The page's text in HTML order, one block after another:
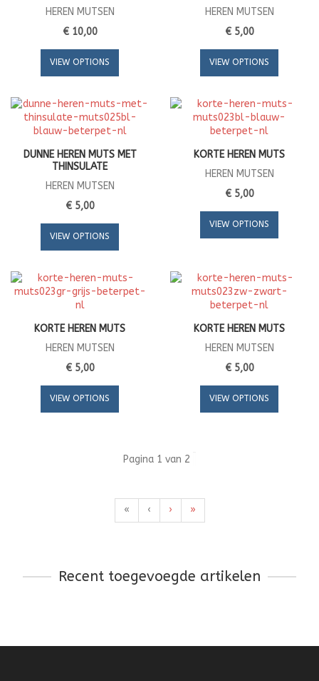
HEREN MUTSEN
€ 10,00
VIEW OPTIONS
HEREN MUTSEN
€ 5,00
VIEW OPTIONS
DUNNE HEREN MUTS MET
THINSULATE
HEREN MUTSEN
€ 5,00
VIEW OPTIONS
KORTE HEREN MUTS
HEREN MUTSEN
€ 5,00
VIEW OPTIONS
KORTE HEREN MUTS
HEREN MUTSEN
€ 5,00
VIEW OPTIONS
KORTE HEREN MUTS
HEREN MUTSEN
€ 5,00
VIEW OPTIONS
Pagina 1 van 2
« ‹ › »
Recent toegevoegde artikelen